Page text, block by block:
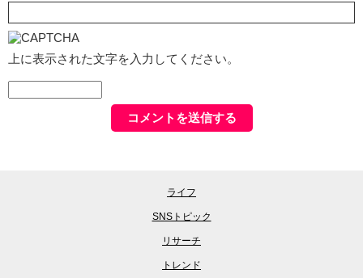
上に表示された文字を入力してください。
ライフ
SNSトピック
リサーチ
トレンド